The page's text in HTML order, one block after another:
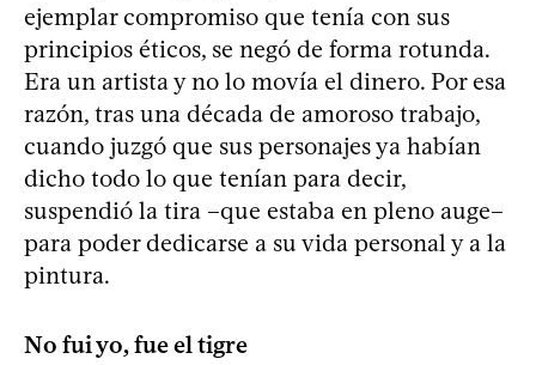
ejemplar compromiso que tenía con sus
principios éticos, se negó de forma rotunda.
Era un artista y no lo movía el dinero. Por esa
razón, tras una década de amoroso trabajo,
cuando juzgó que sus personajes ya habían
dicho todo lo que tenían para decir,
suspendió la tira –que estaba en pleno auge–
para poder dedicarse a su vida personal y a la
pintura.
No fui yo, fue el tigre